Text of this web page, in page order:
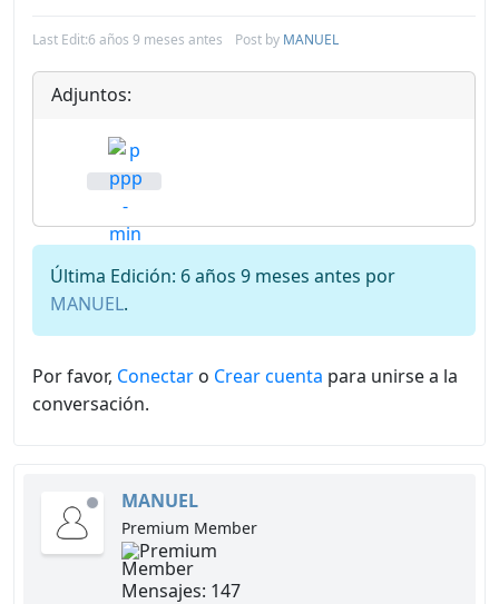
Last Edit:6 años 9 meses antes Post by MANUEL
Adjuntos:
Última Edición: 6 años 9 meses antes por
MANUEL.
Por favor, Conectar o Crear cuenta para unirse a la
conversación.
MANUEL
línea Premium Member
Mensajes: 147